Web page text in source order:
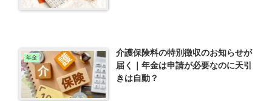
年金
介護保険料の特別徴収のお知らせが
届く｜年金は申請が必要なのに天引
きは自動？